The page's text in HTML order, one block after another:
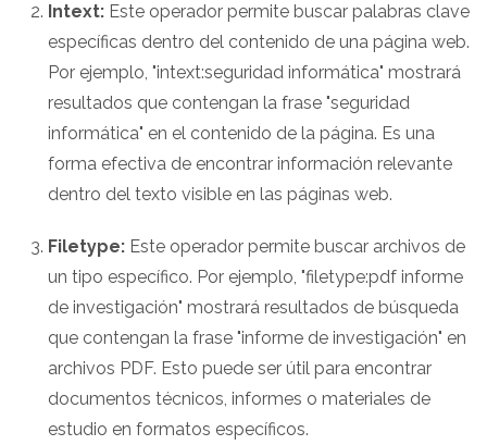
Intext: Este operador permite buscar palabras clave
específicas dentro del contenido de una página web.
Por ejemplo, "intext:seguridad informática" mostrará
resultados que contengan la frase "seguridad
informática" en el contenido de la página. Es una
forma efectiva de encontrar información relevante
dentro del texto visible en las páginas web.
Filetype: Este operador permite buscar archivos de
un tipo específico. Por ejemplo, "filetype:pdf informe
de investigación" mostrará resultados de búsqueda
que contengan la frase "informe de investigación" en
archivos PDF. Esto puede ser útil para encontrar
documentos técnicos, informes o materiales de
estudio en formatos específicos.